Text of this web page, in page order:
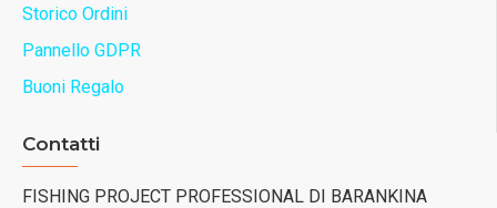
Storico Ordini
Pannello GDPR
Buoni Regalo
Contatti
FISHING PROJECT PROFESSIONAL DI BARANKINA